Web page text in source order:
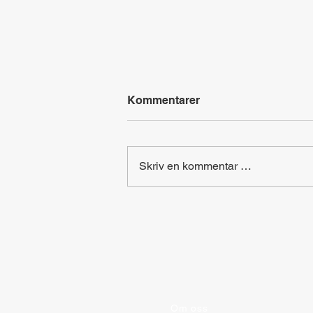
Kommentarer
Skriv en kommentar …